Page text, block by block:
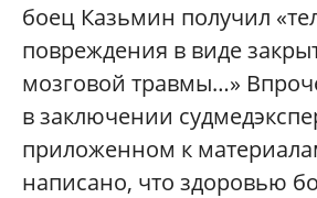
боец Казьмин получил
повреждения в виде
мозговой травмы…»
в заключении
приложенном к
написано, что здоровью